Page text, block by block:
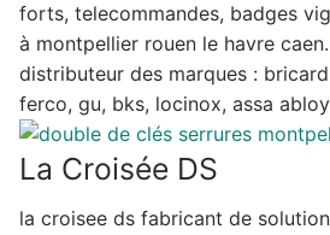
forts, telecommandes, badges
à montpellier rouen le havre
distributeur des marques :
ferco, gu, bks, locinox, assa
La Croisée DS
la croisee ds fabricant de